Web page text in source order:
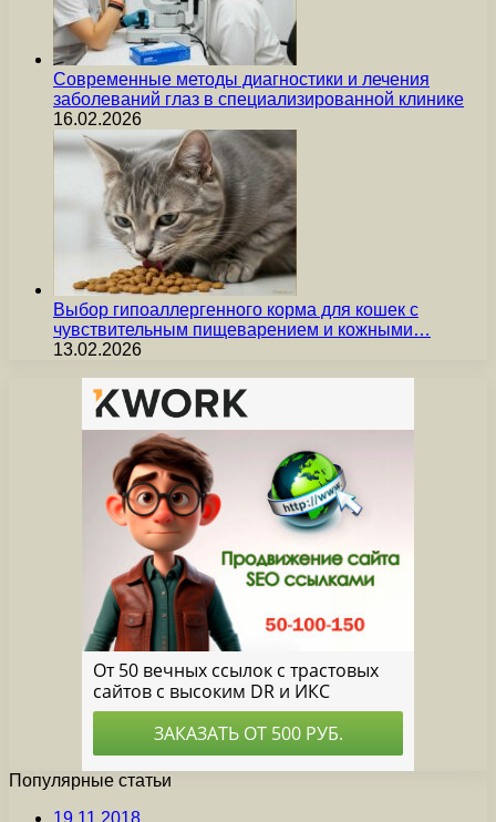
Современные методы диагностики и лечения
заболеваний глаз в специализированной клинике
16.02.2026
Выбор гипоаллергенного корма для кошек с
чувствительным пищеварением и кожными…
13.02.2026
Популярные статьи